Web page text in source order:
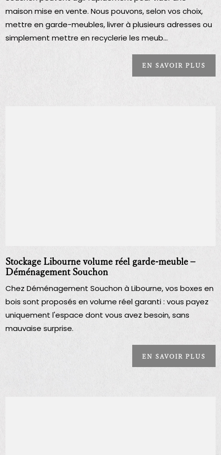
maison mise en vente. Nous pouvons, selon vos choix,
mettre en garde-meubles, livrer à plusieurs adresses ou
simplement mettre en recyclerie les meub...
EN SAVOIR PLUS
Stockage Libourne volume réel garde-meuble –
Déménagement Souchon
Chez Déménagement Souchon à Libourne, vos boxes en
bois sont proposés en volume réel garanti : vous payez
uniquement l'espace dont vous avez besoin, sans
mauvaise surprise.
EN SAVOIR PLUS